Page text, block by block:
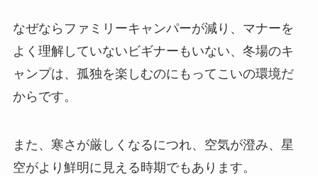
なぜならファミリーキャンパーが減り、マナーを
よく理解していないビギナーもいない、冬場のキ
ャンプは、孤独を楽しむのにもってこいの環境だ
からです。
また、寒さが厳しくなるにつれ、空気が澄み、星
空がより鮮明に見える時期でもあります。